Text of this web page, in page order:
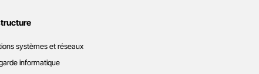
systèmes et réseaux
informatique